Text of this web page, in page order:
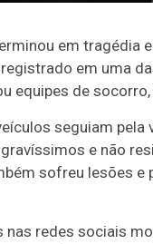
em tragédia
em uma
equipes de
seguiam
e não
sofreu lesões
redes sociais